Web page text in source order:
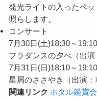
発光ライトの入ったペ
照らします。
コンサート
7月30日(土)18:30～19:10
フラダンスの夕べ（出演
7月31日(日)18:10～19:10
星屑のささやき（出演
関連リンク ホタル鑑賞